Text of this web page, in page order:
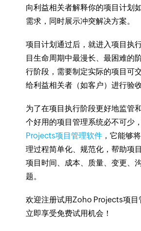
向利益相关者解释你的项目计划
需求，同时展示冲突解决方案。
项目计划通过后，就进入项目执
目生命周期中最漫长、最困难的
行阶段，需要制定实际的项目可
给利益相关者（如客户）进行验收
为了在项目执行阶段更好地监管
个好用的项目管理系统必不可少
Projects项目管理软件，它能够
理过程简单化、规范化，帮助项
项目时间、成本、质量、变更、
题。
欢迎注册试用Zoho Projects项目
立即享受免费试用机会！